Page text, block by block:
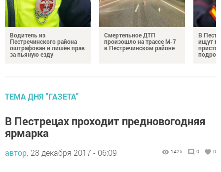
Водитель из
Пестречинского района
оштрафован и лишён прав
за пьяную езду
Смертельное ДТП
произошло на трассе М-7
в Пестречинском районе
В
ищут
ТЕМА ДНЯ "ГАЗЕТА"
В Пестрецах проходит предновогодняя
ярмарка
автор, 28 декабря 2017 - 06:09 1425 0 0